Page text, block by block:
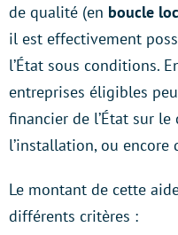
de qualité (en boucle
il est effectivement
l’État sous conditions.
entreprises éligibles
financier de l’État sur le
l’installation, ou encore
Le montant de cette
différents critères :